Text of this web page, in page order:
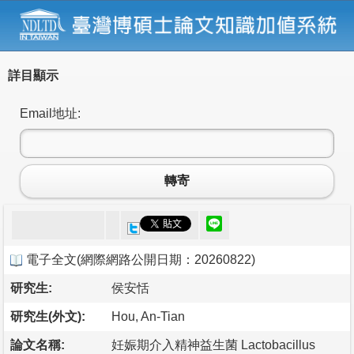
詳目顯示
Email地址:
轉寄
電子全文(網際網路公開日期：20260822)
研究生: 侯安恬
研究生(外文): Hou, An-Tian
論文名稱: 妊娠期介入精神益生菌 Lactobacillus